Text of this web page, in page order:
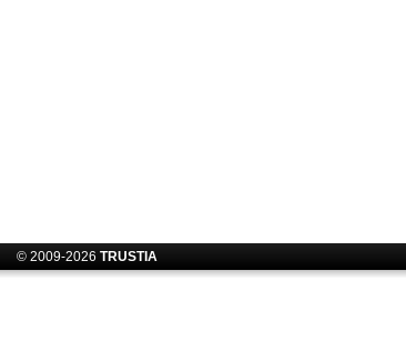
© 2009-2026 TRUSTIA